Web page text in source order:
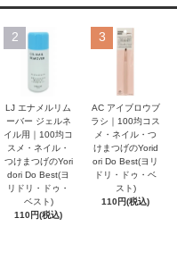
2
LJ エナメルリム
ーバー ジェルネ
イル用｜100均コ
スメ・ネイル・
つけまつげのYori
dori Do Best(ヨ
リドリ・ドゥ・
ベスト)
110円(税込)
3
AC アイブロウブ
ラシ｜100均コス
メ・ネイル・つ
けまつげのYorid
ori Do Best(ヨリ
ドリ・ドゥ・ベ
スト)
110円(税込)